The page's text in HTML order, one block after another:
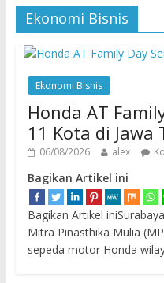
Ekonomi Bisnis
Ekonomi Bisnis
Honda AT
11 Kota di Jawa
06/08/2026 alex
Bagikan Artikel ini
Bagikan Artikel
Mitra Pinasthika Mulia
sepeda motor Honda